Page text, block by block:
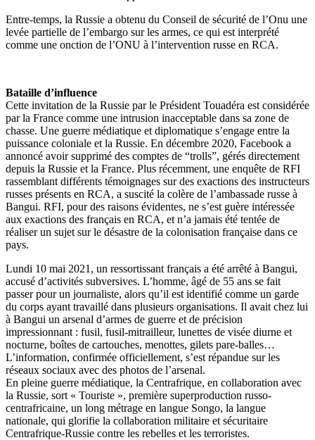
Entre-temps, la Russie a obtenu du Conseil de sécurité de l’Onu une
levée partielle de l’embargo sur les armes, ce qui est interprété
comme une onction de l’ONU à l’intervention russe en RCA.
Bataille d’influence
Cette invitation de la Russie par le Président Touadéra est considérée
par la France comme une intrusion inacceptable dans sa zone de
chasse. Une guerre médiatique et diplomatique s’engage entre la
puissance coloniale et la Russie. En décembre 2020, Facebook a
annoncé avoir supprimé des comptes de “trolls”, gérés directement
depuis la Russie et la France. Plus récemment, une enquête de RFI
rassemblant différents témoignages sur des exactions des instructeurs
russes présents en RCA, a suscité la colère de l’ambassade russe à
Bangui. RFI, pour des raisons évidentes, ne s’est guère intéressée
aux exactions des français en RCA, et n’a jamais été tentée de
réaliser un sujet sur le désastre de la colonisation française dans ce
pays.
Lundi 10 mai 2021, un ressortissant français a été arrêté à Bangui,
accusé d’activités subversives. L’homme, âgé de 55 ans se fait
passer pour un journaliste, alors qu’il est identifié comme un garde
du corps ayant travaillé dans plusieurs organisations. Il avait chez lui
à Bangui un arsenal d’armes de guerre et de précision
impressionnant : fusil, fusil-mitrailleur, lunettes de visée diurne et
nocturne, boîtes de cartouches, menottes, gilets pare-balles…
L’information, confirmée officiellement, s’est répandue sur les
réseaux sociaux avec des photos de l’arsenal.
En pleine guerre médiatique, la Centrafrique, en collaboration avec
la Russie, sort « Touriste », première superproduction russo-
centrafricaine, un long métrage en langue Songo, la langue
nationale, qui glorifie la collaboration militaire et sécuritaire
Centrafrique-Russie contre les rebelles et les terroristes.